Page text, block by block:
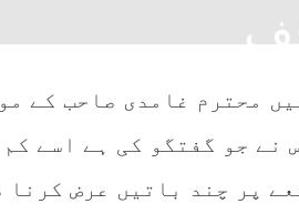
محترم غامدی صاحب کے
نے جو گفتگو کی ہے اسے کم
پر چند باتیں عرض کرنا